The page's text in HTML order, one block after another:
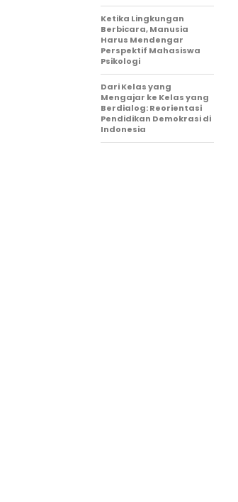
Ketika Lingkungan
Berbicara, Manusia
Harus Mendengar
Perspektif Mahasiswa
Psikologi
Dari Kelas yang
Mengajar ke Kelas yang
Berdialog: Reorientasi
Pendidikan Demokrasi di
Indonesia